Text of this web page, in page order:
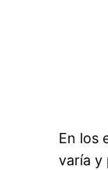
En los
varía y